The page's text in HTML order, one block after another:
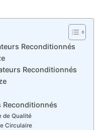
Reconditionnés
Reconditionnés
Reconditionnés
de Qualité
Circulaire